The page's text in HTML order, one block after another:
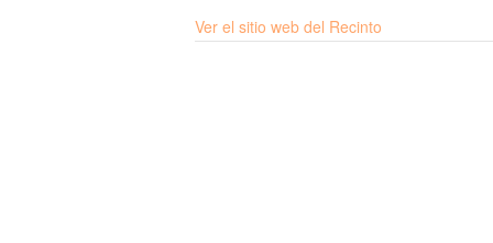
Ver el sitio web del Recinto